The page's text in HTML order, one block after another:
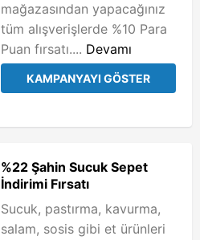
mağazasından yapacağınız
tüm alışverişlerde %10 Para
Puan fırsatı.... Devamı
KAMPANYAYI GÖSTER
%22 Şahin Sucuk Sepet
İndirimi Fırsatı
Sucuk, pastırma, kavurma,
salam, sosis gibi et ürünleri